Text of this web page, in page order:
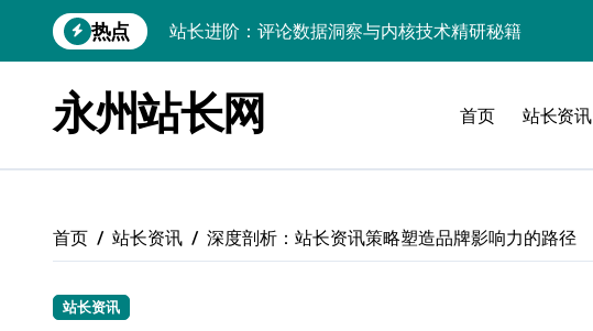
到
热点
Go内核驱动：构建健康评论区生态
站长必知：强化评论管控，筑牢云安全防线
数据驱动交互优化，赋能站长高效运营
永州站长网 首页 站长资讯
首页 站长资讯 深度剖析：站长资讯策略塑造品牌影响力的路径
站长资讯